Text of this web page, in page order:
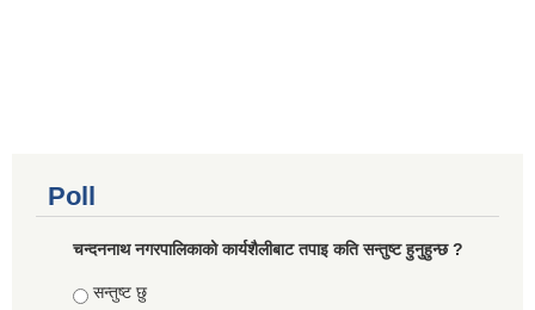
Poll
चन्दननाथ नगरपालिकाको कार्यशैलीबाट तपाइ कति सन्तुष्ट हुनुहुन्छ ?
Choices
सन्तुष्ट छु